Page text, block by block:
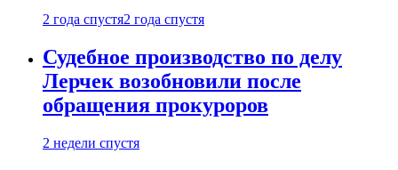
2 года спустя2 года спустя
Судебное производство по делу
Лерчек возобновили после
обращения прокуроров
2 недели спустя